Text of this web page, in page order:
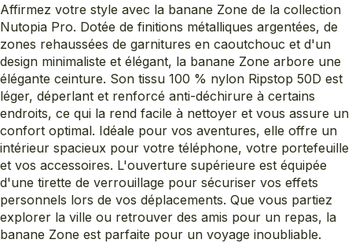
Affirmez votre style avec la banane Zone de la collection
Nutopia Pro. Dotée de finitions métalliques argentées, de
zones rehaussées de garnitures en caoutchouc et d'un
design minimaliste et élégant, la banane Zone arbore une
élégante ceinture. Son tissu 100 % nylon Ripstop 50D est
léger, déperlant et renforcé anti-déchirure à certains
endroits, ce qui la rend facile à nettoyer et vous assure un
confort optimal. Idéale pour vos aventures, elle offre un
intérieur spacieux pour votre téléphone, votre portefeuille
et vos accessoires. L'ouverture supérieure est équipée
d'une tirette de verrouillage pour sécuriser vos effets
personnels lors de vos déplacements. Que vous partiez
explorer la ville ou retrouver des amis pour un repas, la
banane Zone est parfaite pour un voyage inoubliable.